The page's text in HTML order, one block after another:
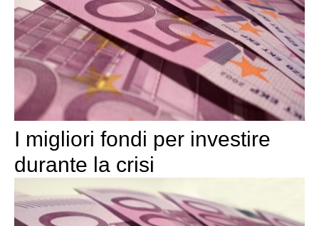
I migliori fondi per investire
durante la crisi